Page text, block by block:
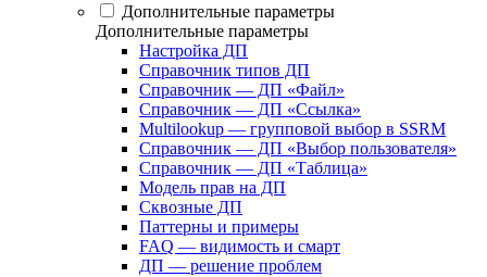
Дополнительные параметры
Дополнительные параметры
Настройка ДП
Справочник типов ДП
Справочник — ДП «Файл»
Справочник — ДП «Ссылка»
Multilookup — групповой выбор в SSRM
Справочник — ДП «Выбор пользователя»
Справочник — ДП «Таблица»
Модель прав на ДП
Сквозные ДП
Паттерны и примеры
FAQ — видимость и смарт
ДП — решение проблем